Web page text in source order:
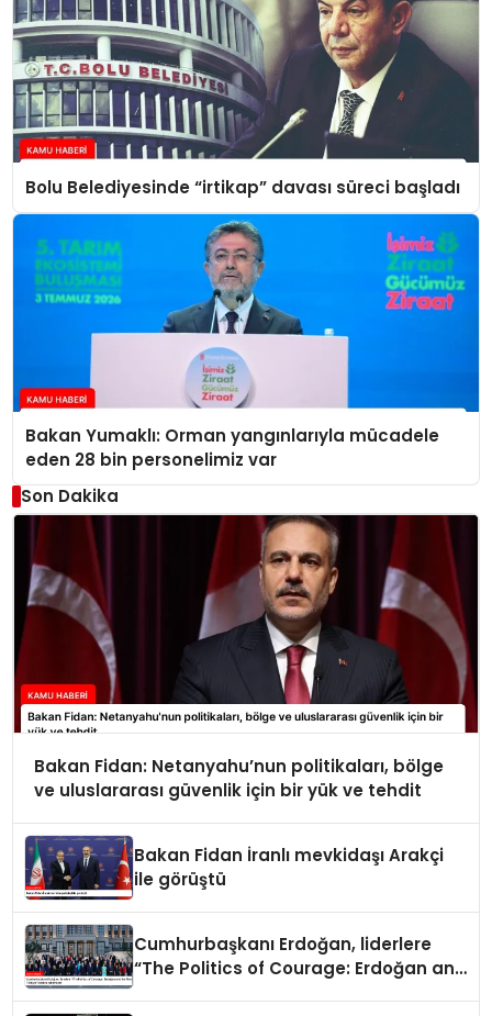
Bolu Belediyesinde “irtikap” davası süreci başladı
Bakan Yumaklı: Orman yangınlarıyla mücadele
eden 28 bin personelimiz var
Son Dakika
Bakan Fidan: Netanyahu’nun politikaları, bölge
ve uluslararası güvenlik için bir yük ve tehdit
Bakan Fidan İranlı mevkidaşı Arakçi
ile görüştü
Cumhurbaşkanı Erdoğan, liderlere
“The Politics of Courage: Erdoğan and